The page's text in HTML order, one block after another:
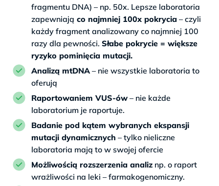
fragmentu DNA) – np. 50x. Lepsze laboratoria
zapewniają co najmniej 100x pokrycia – czyli
każdy fragment analizowany co najmniej 100
razy dla pewności. Słabe pokrycie = większe
ryzyko pominięcia mutacji.
Analizą mtDNA – nie wszystkie laboratoria to
oferują
Raportowaniem VUS-ów – nie każde
laboratorium je raportuje.
Badanie pod kątem wybranych ekspansji
mutacji dynamicznych – tylko nieliczne
laboratoria mają to w swojej ofercie
Możliwością rozszerzenia analiz np. o raport
wrażliwości na leki – farmakogenomiczny.